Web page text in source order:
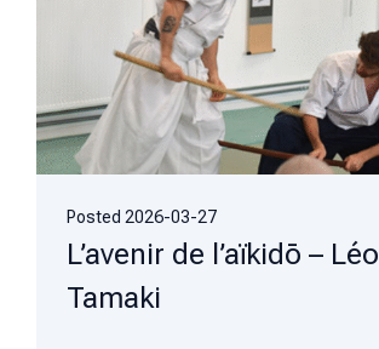
Posted 2026-03-27
L’avenir de l’aïkidō – Léo
Tamaki